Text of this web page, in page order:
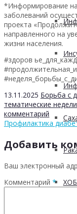
*Информирование
заболеваний
проекта
направленного на
жизни населения.
#здоров
13.11.2025 Борьба с
тематические недели
комментарий
Профилактика
Добавить
Ваш электронный
Комментарий *